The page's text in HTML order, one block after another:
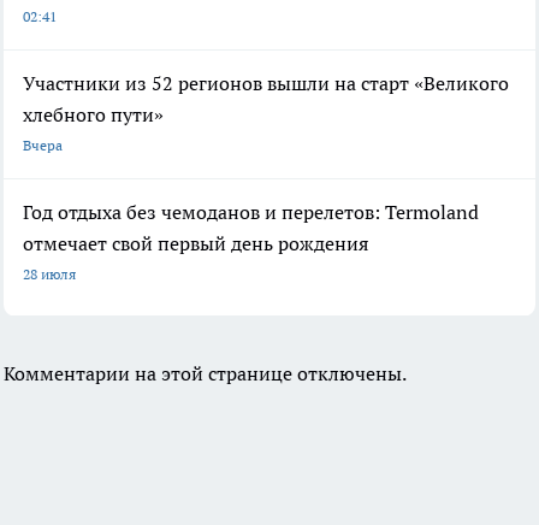
02:41
Участники из 52 регионов вышли на старт «Великого
хлебного пути»
Вчера
Год отдыха без чемоданов и перелетов: Termoland
отмечает свой первый день рождения
28 июля
Комментарии на этой странице отключены.